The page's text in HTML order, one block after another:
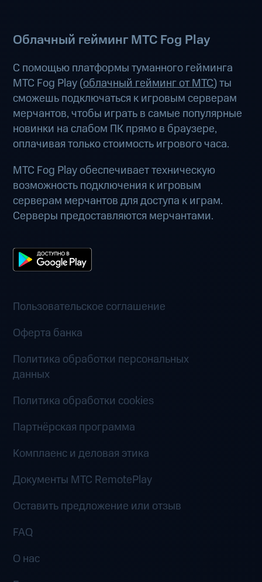
Облачный гейминг МТС Fog Play
С помощью платформы туманного гейминга
МТС Fog Play (облачный гейминг от МТС) ты
сможешь подключаться к игровым серверам
мерчантов, чтобы играть в самые популярные
новинки на слабом ПК прямо в браузере,
оплачивая только стоимость игрового часа.
МТС Fog Play обеспечивает техническую
возможность подключения к игровым
серверам мерчантов для доступа к играм.
Серверы предоставляются мерчантами.
Пользовательское соглашение
Оферта банка
Политика обработки персональных
данных
Политика обработки cookies
Партнёрская программа
Комплаенс и деловая этика
Документы MTC RemotePlay
Оставить предложение или отзыв
FAQ
О нас